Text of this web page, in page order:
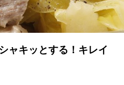
ャキッとする！キレイ